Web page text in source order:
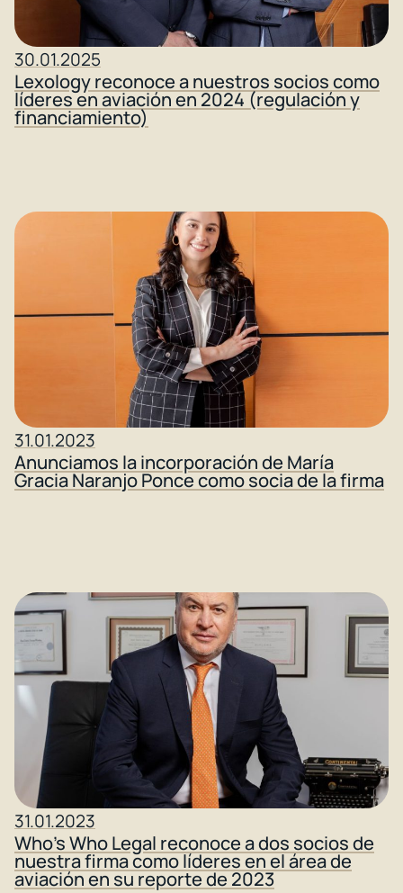
30.01.2025
Lexology reconoce a nuestros socios como
líderes en aviación en 2024 (regulación y
financiamiento)
31.01.2023
Anunciamos la incorporación de María
Gracia Naranjo Ponce como socia de la firma
31.01.2023
Who’s Who Legal reconoce a dos socios de
nuestra firma como líderes en el área de
aviación en su reporte de 2023